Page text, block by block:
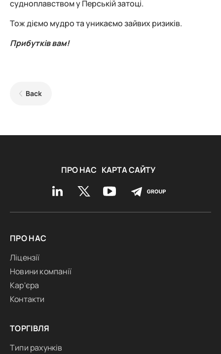
судноплавством у Перській затоці.
Тож діємо мудро та уникаємо зайвих ризиків.
Прибутків вам!
Back
ПРО НАС КАРТА САЙТУ
ПРО НАС
Ліцензії
Новини компанії
Кар'єра
Контакти
ТОРГІВЛЯ
Типи рахунків